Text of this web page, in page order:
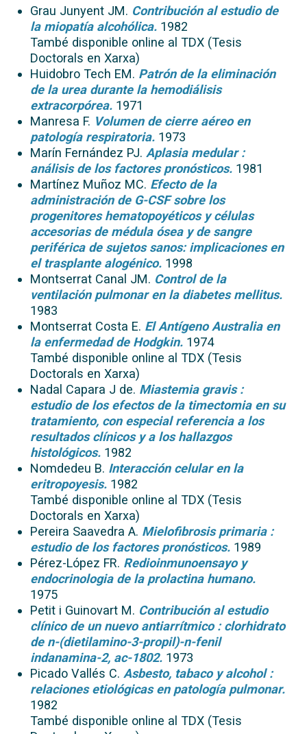
Grau Junyent JM. Contribución al estudio de
la miopatía alcohólica. 1982
També disponible online al TDX (Tesis
Doctorals en Xarxa)
Huidobro Tech EM. Patrón de la eliminación
de la urea durante la hemodiálisis
extracorpórea. 1971
Manresa F. Volumen de cierre aéreo en
patología respiratoria. 1973
Marín Fernández PJ. Aplasia medular :
análisis de los factores pronósticos. 1981
Martínez Muñoz MC. Efecto de la
administración de G-CSF sobre los
progenitores hematopoyéticos y células
accesorias de médula ósea y de sangre
periférica de sujetos sanos: implicaciones en
el trasplante alogénico. 1998
Montserrat Canal JM. Control de la
ventilación pulmonar en la diabetes mellitus.
1983
Montserrat Costa E. El Antígeno Australia en
la enfermedad de Hodgkin. 1974
També disponible online al TDX (Tesis
Doctorals en Xarxa)
Nadal Capara J de. Miastemia gravis :
estudio de los efectos de la timectomia en su
tratamiento, con especial referencia a los
resultados clínicos y a los hallazgos
histológicos. 1982
Nomdedeu B. Interacción celular en la
eritropoyesis. 1982
També disponible online al TDX (Tesis
Doctorals en Xarxa)
Pereira Saavedra A. Mielofibrosis primaria :
estudio de los factores pronósticos. 1989
Pérez-López FR. Redioinmunoensayo y
endocrinologia de la prolactina humano.
1975
Petit i Guinovart M. Contribución al estudio
clínico de un nuevo antiarrítmico : clorhidrato
de n-(dietilamino-3-propil)-n-fenil
indanamina-2, ac-1802. 1973
Picado Vallés C. Asbesto, tabaco y alcohol :
relaciones etiológicas en patología pulmonar.
1982
També disponible online al TDX (Tesis